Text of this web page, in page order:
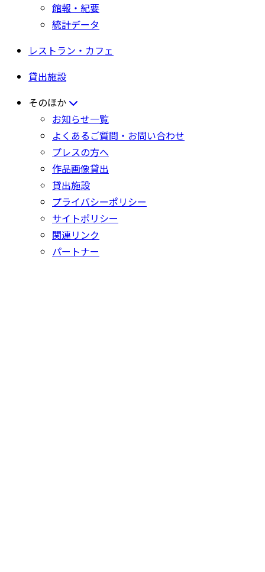
館報・紀要
統計データ
レストラン・カフェ
貸出施設
そのほか
お知らせ一覧
よくあるご質問・お問い合わせ
プレスの方へ
作品画像貸出
貸出施設
プライバシーポリシー
サイトポリシー
関連リンク
パートナー